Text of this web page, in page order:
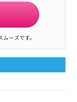
ーズです。